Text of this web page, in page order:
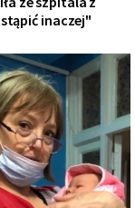
inaczej"